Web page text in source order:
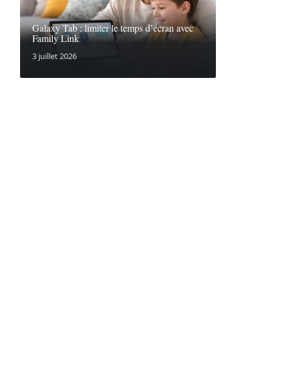
Galaxy Tab : limiter le temps d’écran avec
Family Link
3 juillet 2026